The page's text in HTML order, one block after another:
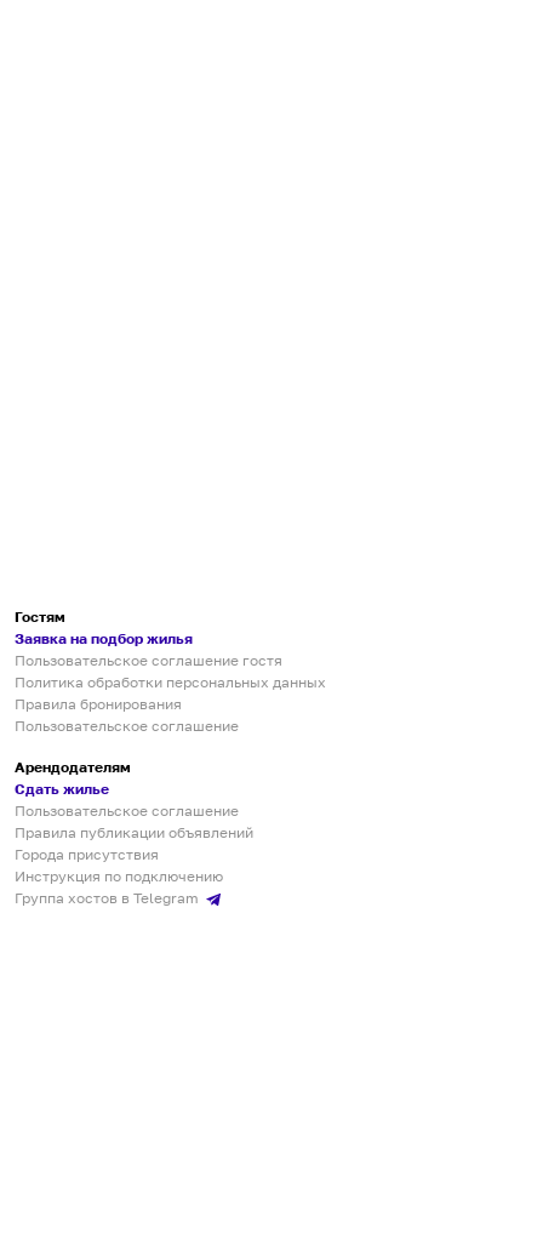
Гостям
Заявка на подбор жилья
Пользовательское соглашение гостя
Политика обработки персональных данных
Правила бронирования
Пользовательское соглашение
Арендодателям
Сдать жилье
Пользовательское соглашение
Правила публикации объявлений
Города присутствия
Инструкция по подключению
Группа хостов в Telegram